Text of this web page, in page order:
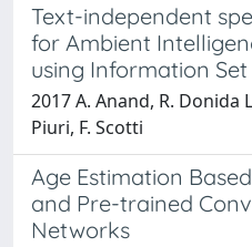
Text-independent
for Ambient
using Information
2017 A. Anand, R. Donida
Piuri, F. Scotti
Age Estimation
and Pre-trained
Networks